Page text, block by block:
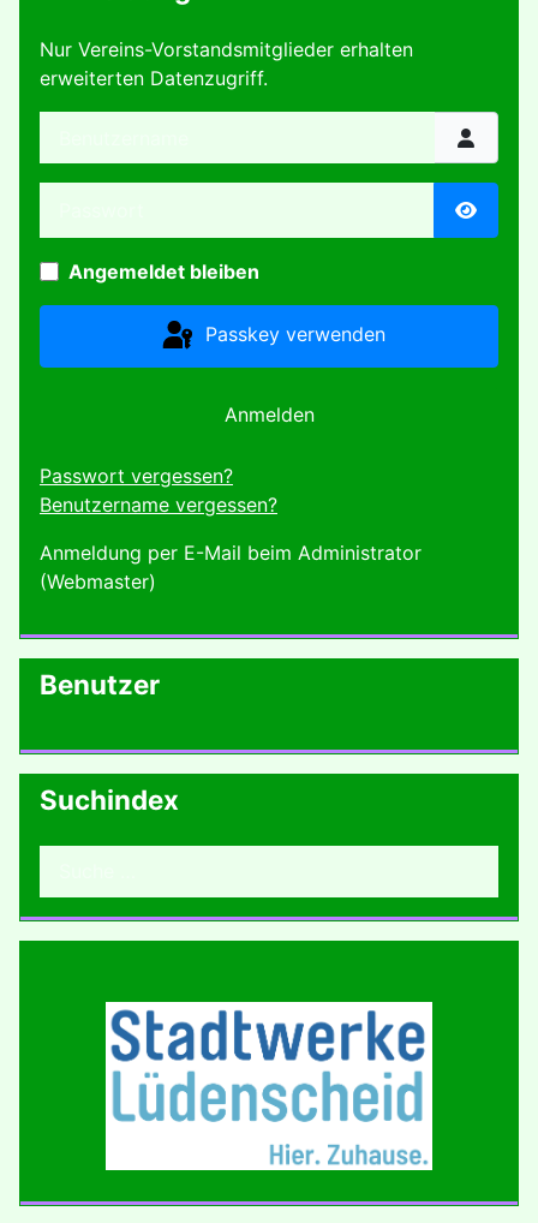
Nur Vereins-Vorstandsmitglieder erhalten
erweiterten Datenzugriff.
Angemeldet bleiben
Passkey verwenden
Anmelden
Passwort vergessen?
Benutzername vergessen?
Anmeldung per E-Mail beim Administrator
(Webmaster)
Benutzer
Suchindex